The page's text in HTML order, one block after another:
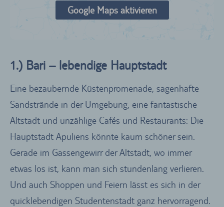
Google Maps aktivieren
1.) Bari – lebendige Hauptstadt
Eine bezaubernde Küstenpromenade, sagenhafte
Sandstrände in der Umgebung, eine fantastische
Altstadt und unzählige Cafés und Restaurants: Die
Hauptstadt Apuliens könnte kaum schöner sein.
Gerade im Gassengewirr der Altstadt, wo immer
etwas los ist, kann man sich stundenlang verlieren.
Und auch Shoppen und Feiern lässt es sich in der
quicklebendigen Studentenstadt ganz hervorragend.